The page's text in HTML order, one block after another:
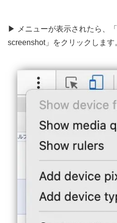
▶ メニューが表示されたら、
screenshot」をクリックします